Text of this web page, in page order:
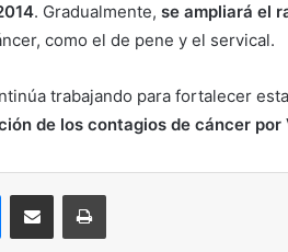
. Gradualmente, se ampliará el
como el de pene y el servical.
trabajando para fortalecer
de los contagios de cáncer por
MessengerCompartir por correo electrónicoImprimir